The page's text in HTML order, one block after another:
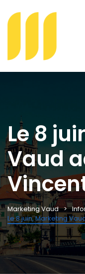
Le 8
Vaud
Marketing Vaud
Le 8 juin, Marketing